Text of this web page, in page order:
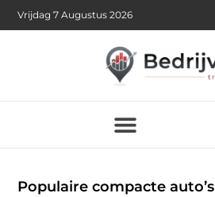
Vrijdag 7 Augustus 2026
Populaire compacte auto’s